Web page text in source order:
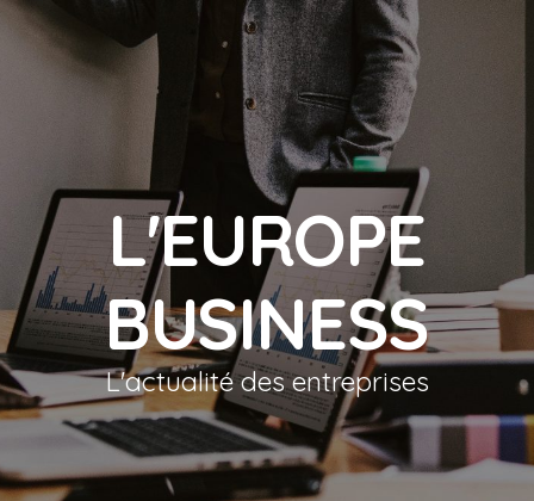
L'EUROPE
BUSINESS
L'actualité des entreprises